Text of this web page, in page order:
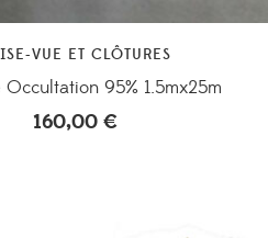
VUE ET CLÔTURES
Occultation 95% 1.5mx25m
160,00 €